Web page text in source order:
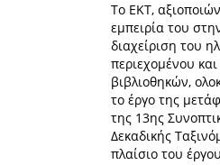
Το ΕΚΤ,
εμπειρία του
διαχείριση του
περιεχομένου
βιβλιοθηκών,
το έργο της
της 13ης
Δεκαδικής
πλαίσιο του